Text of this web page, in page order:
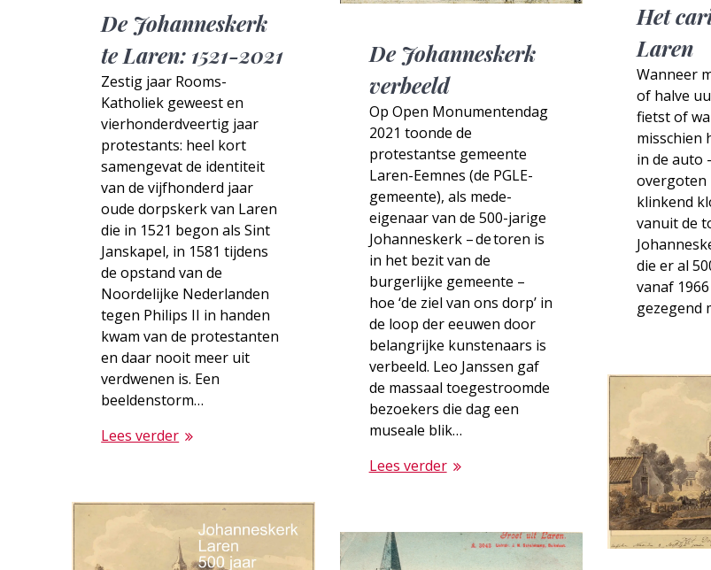
De Johanneskerk
te Laren: 1521-2021
Zestig jaar Rooms-
Katholiek geweest en
vierhonderdveertig jaar
protestants: heel kort
samengevat de identiteit
van de vijfhonderd jaar
oude dorpskerk van Laren
die in 1521 begon als Sint
Janskapel, in 1581 tijdens
de opstand van de
Noordelijke Nederlanden
tegen Philips II in handen
kwam van de protestanten
en daar nooit meer uit
verdwenen is. Een
beeldenstorm…
Lees verder
De Johanneskerk
verbeeld
Op Open Monumentendag
2021 toonde de
protestantse gemeente
Laren-Eemnes (de PGLE-
gemeente), als mede-
eigenaar van de 500-jarige
Johanneskerk – de toren is
in het bezit van de
burgerlijke gemeente –
hoe ‘de ziel van ons dorp’ in
de loop der eeuwen door
belangrijke kunstenaars is
verbeeld. Leo Janssen gaf
de massaal toegestroomde
bezoekers die dag een
museale blik…
Lees verder
Het
Laren
Wanneer
of halve
fietst of
misschien
in de auto
overgoten
klinkend
vanuit de
die er al
vanaf
gezegend